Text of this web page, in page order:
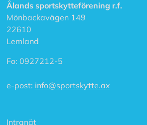
r
a
a
l
l
c
k
Ålands sportskytteförening r.f.
Mönbackavägen 149
22610
Lemland
Fo: 0927212-5
e-post: info@sportskytte.ax
Intranät